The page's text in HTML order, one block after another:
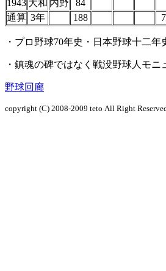
1943 大和 内野 84
通算 3年 188
・プロ野球70年史・日本野球十二
・鎮魂の碑ではなく戦没野球人モニ
野球回廊
copyright (C) 2008-2009 teto All Right